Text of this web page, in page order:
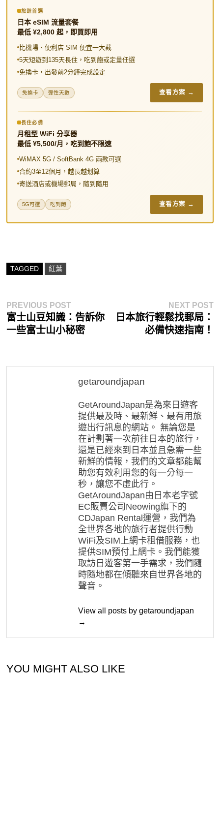
o
o
k
r
e
e
旅遊首選
日本 eSIM 流量套餐
最低 ¥2,800 起，即買即用
比機場、便利店 SIM 便宜一大截
5天短遊到135天長住，吃到飽或定量任選
免換卡，出發前2分鐘完成設定
免換卡 彈性天數 查看方案 →
長住必備
月租型 WiFi 分享器
最低 ¥5,500/月，吃到飽不限速
WiMAX 5G / SoftBank 4G 兩款可選
合約3至12個月，越長越划算
寄送酒店或機場郵局，隨到隨用
5G可選 吃到飽 查看方案 →
TAGGED 紅葉
文
章
覽
PREVIOUS POSTPrevious
post:
富士山豆知識：告訴你
一些富士山小秘密
NEXT POST
日本旅行輕鬆找郵局：
必備快速指南！
getaroundjapan
GetAroundJapan是為來日遊客
提供最及時、最新鮮、最有用旅
遊出行訊息的網站。 無論您是
在計劃著一次前往日本的旅行，
還是已經來到日本並且急需一些
新鮮的情報，我們的文章都能幫
助您有效利用您的每一分每一
秒，讓您不虛此行。
GetAroundJapan由日本老字號
EC販賣公司Neowing旗下的
CDJapan Rental運營，我們為
全世界各地的旅行者提供行動
WiFi及SIM上網卡租借服務，也
提供SIM預付上網卡。我們能獲
取訪日遊客第一手需求，我們隨
時隨地都在傾聽來自世界各地的
聲音。
View all posts by getaroundjapan
→
YOU MIGHT ALSO LIKE